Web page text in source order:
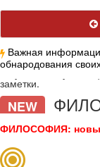
Важная
обнародования
Актуальные
заметки.
NEW
ФИЛОСОФИЯ: